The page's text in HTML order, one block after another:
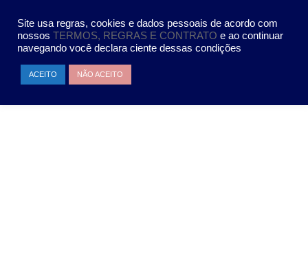
Site usa regras, cookies e dados pessoais de acordo com
nossos TERMOS, REGRAS E CONTRATO e ao continuar
navegando você declara ciente dessas condições
ACEITO NÃO ACEITO